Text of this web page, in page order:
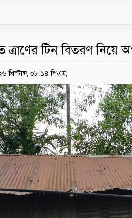
ত্রাণের টিন বিতরণ নিয়ে
খ্রিস্টাব্দ, ০৮:১৪ পিএম;